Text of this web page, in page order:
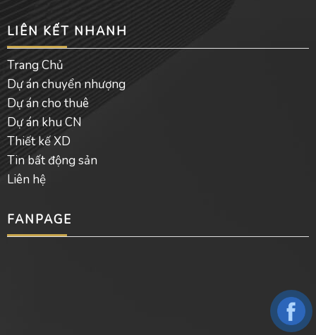
LIÊN KẾT NHANH
Trang Chủ
Dự án chuyển nhượng
Dự án cho thuê
Dự án khu CN
Thiết kế XD
Tin bất động sản
Liên hệ
FANPAGE